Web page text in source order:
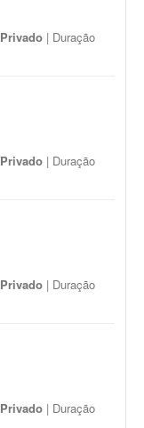
Privado | Duração
Privado | Duração
Privado | Duração
Privado | Duração